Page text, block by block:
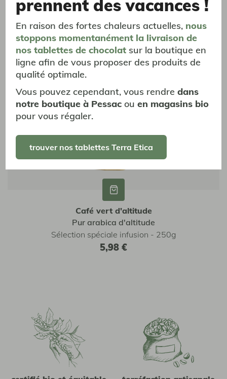
Café vert d'altitude
Pur arabica d'altitude
Sélection spéciale infusion - 250g
5,98 €
prennent des vacances !
En raison des fortes chaleurs actuelles, nous
stoppons momentanément la livraison de
nos tablettes de chocolat sur la boutique en
ligne afin de vous proposer des produits de
qualité optimale.
Vous pouvez cependant, vous rendredans
notre boutique à Pessac ouen magasins bio
pour vous régaler.
trouver nos tablettes Terra Etica